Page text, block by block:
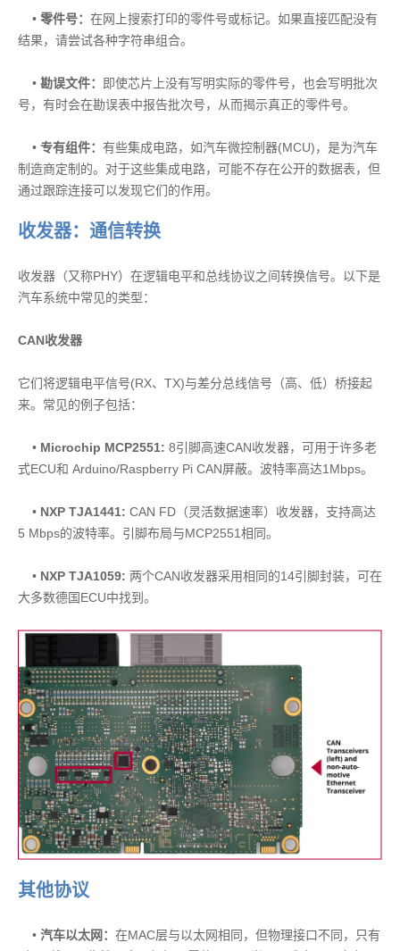
• 零件号： 在网上搜索打印的零件号或标记。如果直接匹配没有
结果，请尝试各种字符串组合。
• 勘误文件：
即使芯片上没有写明实际的零件号，也会写明批次
号，有时会在勘误表中报告批次号，从而揭示真正的零件号。
• 专有组件： 有些集成电路，如汽车微控制器(MCU)，是为汽车
制造商定制的。对于这些集成电路，可能不存在公开的数据表，但
通过跟踪连接可以发现它们的作用。
收发器：通信转换
收发器（又称PHY）在逻辑电平和总线协议之间转换信号。以下是
汽车系统中常见的类型：
CAN收发器
它们将逻辑电平信号(RX、TX)与差分总线信号（高、低）桥接起
来。常见的例子包括：
• Microchip MCP2551: 8引脚高速CAN收发器，可用于许多老
式ECU和 Arduino/Raspberry Pi CAN屏蔽。波特率高达1Mbps。
• NXP TJA1441: CAN FD（灵活数据速率）收发器，支持高达
5 Mbps的波特率。引脚布局与MCP2551相同。
• NXP TJA1059: 两个CAN收发器采用相同的14引脚封装，可在
大多数德国ECU中找到。
其他协议
• 汽车以太网： 在MAC层与以太网相同，但物理接口不同，只有